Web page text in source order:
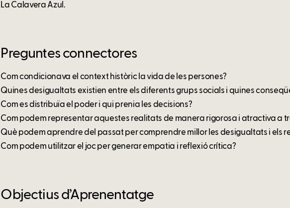
La Calavera Azul.
Preguntes connectores
Com condicionava el context històric la vida de les persones?
Quines desigualtats existien entre els diferents grups socials i quines
Com es distribuïa el poder i qui prenia les decisions?
Com podem representar aquestes realitats de manera rigorosa i atractiva a
Què podem aprendre del passat per comprendre millor les desigualtats i els
Com podem utilitzar el joc per generar empatia i reflexió crítica?
Objectius d’Aprenentatge